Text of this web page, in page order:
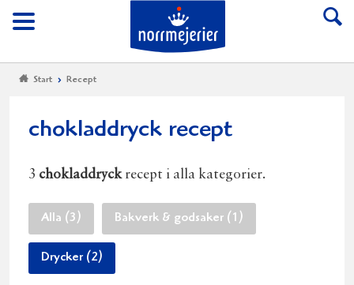
Meny
Till Norrmejerier
Start Recept
chokladdryck recept
3 chokladdryckrecept i alla kategorier.
Alla (3) Bakverk & godsaker (1)
Drycker (2)